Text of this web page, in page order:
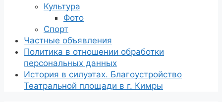
Культура
Фото
Спорт
Частные объявления
Политика в отношении обработки
персональных данных
История в силуэтах. Благоустройство
Театральной площади в г. Кимры